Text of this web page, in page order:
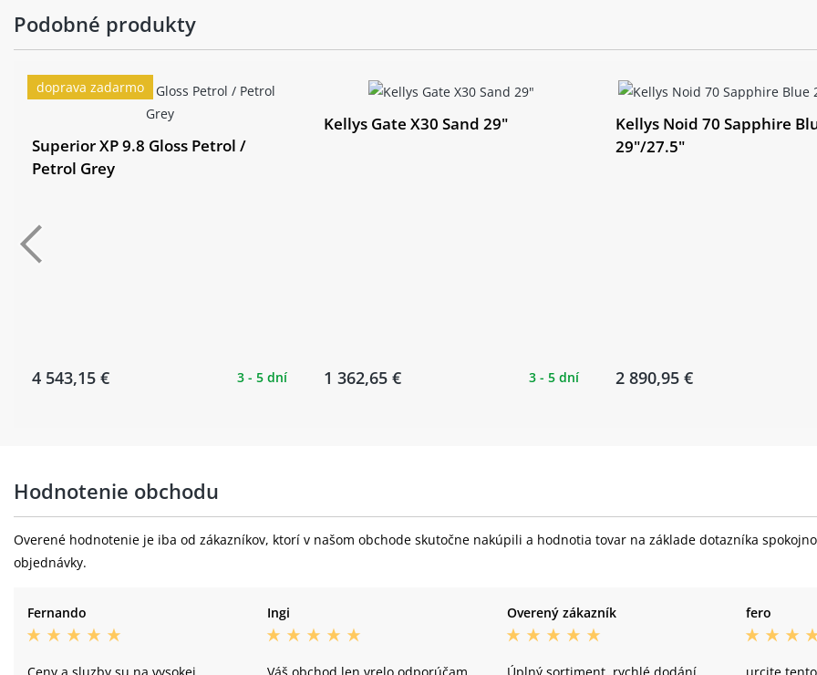
Podobné produkty
doprava zadarmo
Superior XP 9.8 Gloss Petrol /
Petrol Grey
4 543,15 € 3 - 5 dní
Kellys Gate X30 Sand 29"
1 362,65 € 3 - 5 dní
Kellys Noid 70 Sapphire
29"/27.5"
2 890,95 €
Hodnotenie obchodu
Overené hodnotenie je iba od zákazníkov, ktorí v našom obchode skutočne nakúpili a hodnotia tovar na základe dotazníka
objednávky.
Fernando
Ceny a sluzby su na vysokej
Ingi
Váš obchod len vrelo odporúčam
Overený zákazník
Úplný sortiment, rychlé dodání.
fero
urcite